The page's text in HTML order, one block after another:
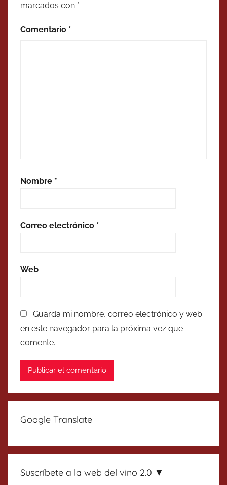
marcados con *
Comentario *
Nombre *
Correo electrónico *
Web
Guarda mi nombre, correo electrónico y web
en este navegador para la próxima vez que
comente.
Google Translate
Suscríbete a la web del vino 2.0 ▼